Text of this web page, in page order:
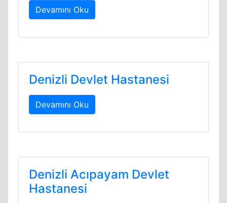
Devamını Oku
Denizli Devlet Hastanesi
Devamını Oku
Denizli Acıpayam Devlet
Hastanesi